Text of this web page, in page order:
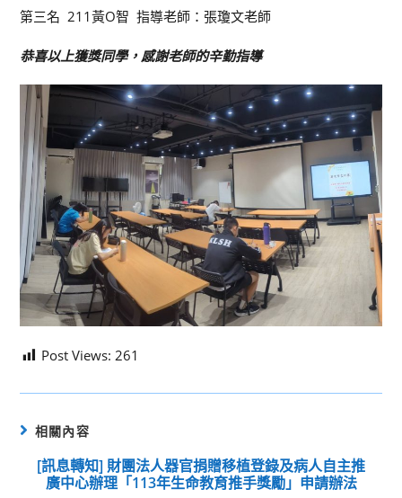
第三名 211黃O智 指導老師：張瓊文老師
恭喜以上獲獎同學，感謝老師的辛勤指導
Post Views: 261
相關內容
[訊息轉知] 財團法人器官捐贈移植登錄及病人自主推
廣中心辦理「113年生命教育推手獎勵」申請辦法